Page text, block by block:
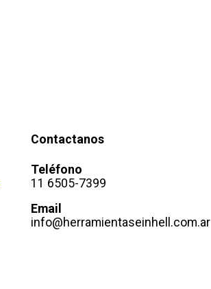
Contactanos
Teléfono
11 6505-7399
Email
info@herramientaseinhell.com.ar